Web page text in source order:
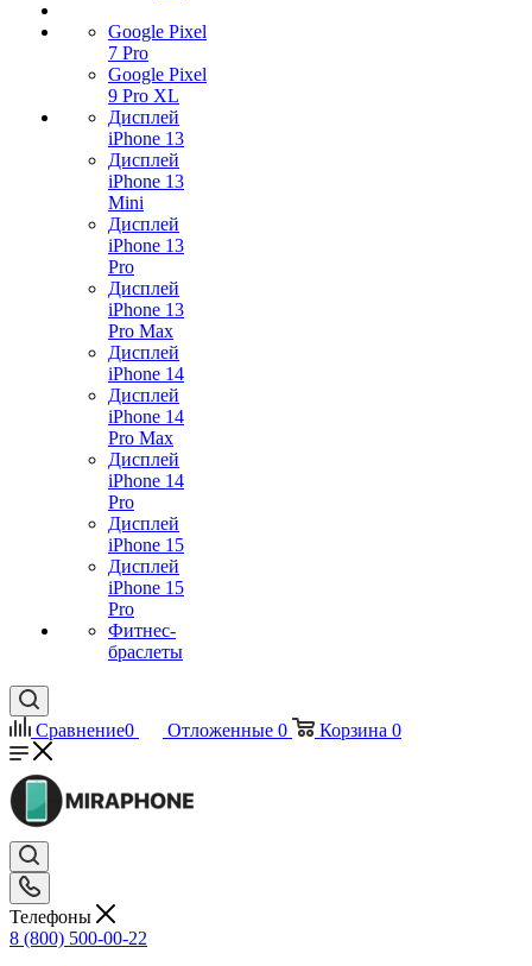
Google Pixel
7 Pro
Google Pixel
9 Pro XL
Дисплей
iPhone 13
Дисплей
iPhone 13
Mini
Дисплей
iPhone 13
Pro
Дисплей
iPhone 13
Pro Max
Дисплей
iPhone 14
Дисплей
iPhone 14
Pro Max
Дисплей
iPhone 14
Pro
Дисплей
iPhone 15
Дисплей
iPhone 15
Pro
Фитнес-
браслеты
Сравнение0 Отложенные 0 Корзина 0
Телефоны
8 (800) 500-00-22